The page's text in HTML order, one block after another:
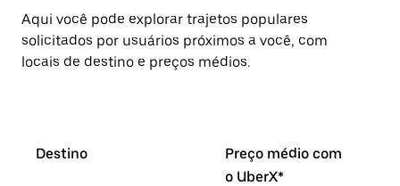
Aqui você pode explorar trajetos populares
solicitados por usuários próximos a você, com
locais de destino e preços médios.
Destino
Preço médio com
o UberX*